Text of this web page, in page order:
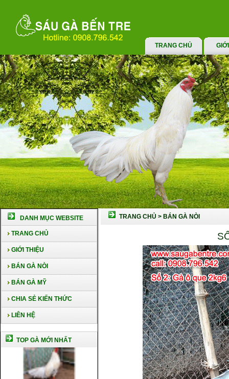
TRANG CHỦ
DANH MỤC WEBSITE
TRANG CHỦ
GIỚI THIỆU
BÁN GÀ NÒI
BÁN GÀ MỸ
CHIA SẺ KIẾN THỨC
LIÊN HỆ
TOP GÀ MỚI NHẤT
TRANG CHỦ > BÁN GÀ NÒI